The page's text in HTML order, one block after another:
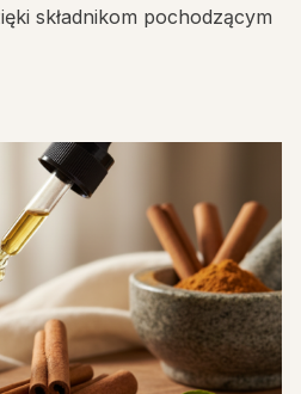
składnikom pochodzącym